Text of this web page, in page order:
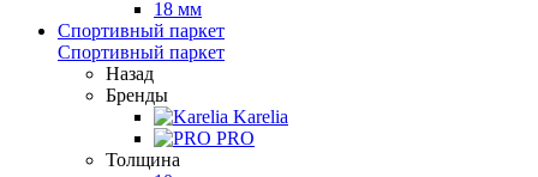
18 мм
Спортивный паркет
Спортивный паркет
Назад
Бренды
Karelia
PRO
Толщина